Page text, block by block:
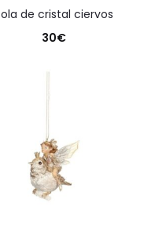
bola de cristal ciervos
30€